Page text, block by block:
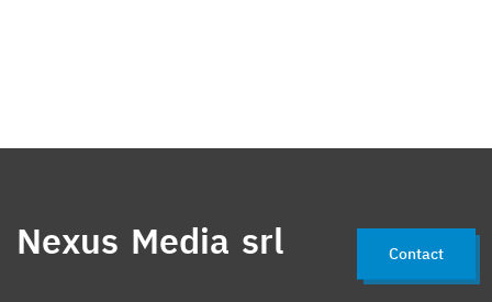
Nexus Media srl Contact